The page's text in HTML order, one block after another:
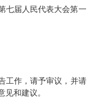
届人民代表大会第一
作，请予审议，并请
和建议。